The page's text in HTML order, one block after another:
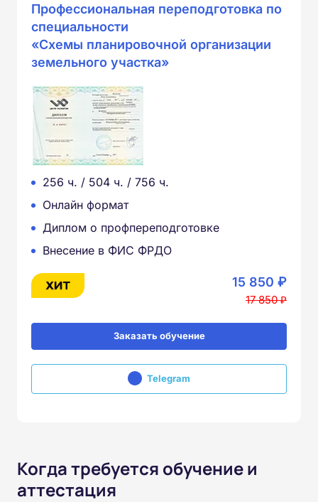
Профессиональная переподготовка по
специальности
«Схемы планировочной организации
земельного участка»
256 ч. / 504 ч. / 756 ч.
Онлайн формат
Диплом о профпереподготовке
Внесение в ФИС ФРДО
15 850 ₽
17 850 ₽
Заказать обучение
Telegram
Когда требуется обучение и
аттестация